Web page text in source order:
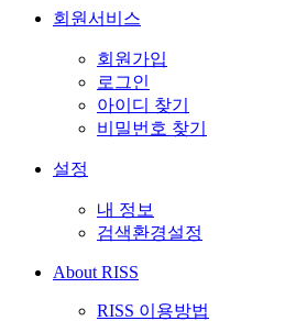
회원서비스
회원가입
로그인
아이디 찾기
비밀번호 찾기
설정
내 정보
검색환경설정
About RISS
RISS 이용방법